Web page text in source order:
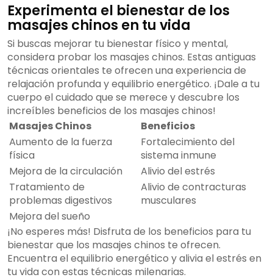
Experimenta el bienestar de los
masajes chinos en tu vida
Si buscas mejorar tu bienestar físico y mental,
considera probar los masajes chinos. Estas antiguas
técnicas orientales te ofrecen una experiencia de
relajación profunda y equilibrio energético. ¡Dale a tu
cuerpo el cuidado que se merece y descubre los
increíbles beneficios de los masajes chinos!
Masajes Chinos
Beneficios
Aumento de la fuerza
física
Fortalecimiento del
sistema inmune
Mejora de la circulación
Alivio del estrés
Tratamiento de
problemas digestivos
Alivio de contracturas
musculares
Mejora del sueño
¡No esperes más! Disfruta de los beneficios para tu
bienestar que los masajes chinos te ofrecen.
Encuentra el equilibrio energético y alivia el estrés en
tu vida con estas técnicas milenarias.